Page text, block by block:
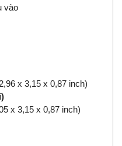
vào
x 3,15 x 0,87 inch)
x 3,15 x 0,87 inch)